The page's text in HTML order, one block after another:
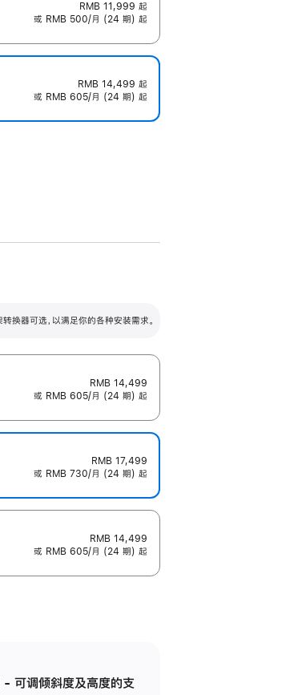
RMB 11,999 起
或 RMB 500/月 (24 期) 起
RMB 14,499 起
或 RMB 605/月 (24 期) 起
米的高度调节范围。
器可选，以满足你的各种安装需求。
RMB 14,499
或 RMB 605/月 (24 期) 起
RMB 17,499
或 RMB 730/月 (24 期) 起
RMB 14,499
或 RMB 605/月 (24 期) 起
调倾斜度及高度的支